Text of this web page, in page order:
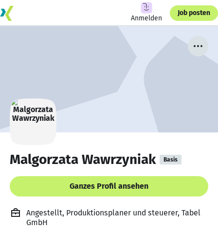
Anmelden
Job posten
Malgorzata Wawrzyniak Basis
Ganzes Profil ansehen
Angestellt, Produktionsplaner und steuerer, Tabel
GmbH